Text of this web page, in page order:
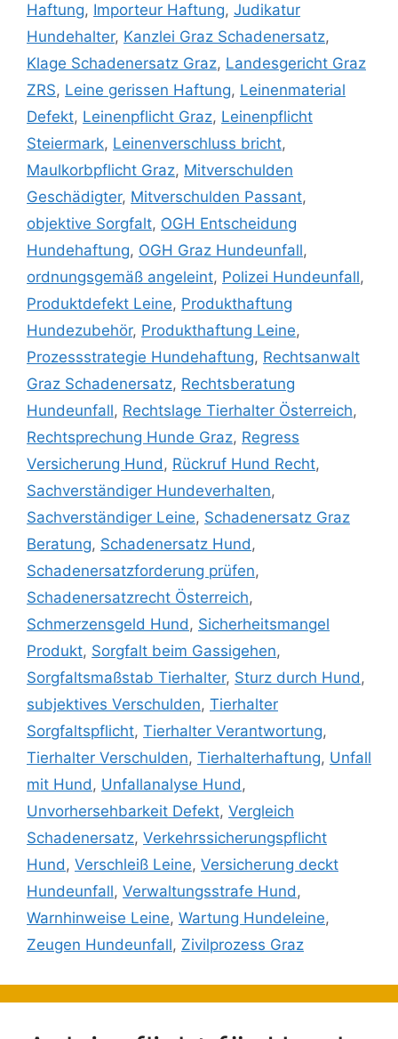
Haftung, Importeur Haftung, Judikatur
Hundehalter, Kanzlei Graz Schadenersatz,
Klage Schadenersatz Graz, Landesgericht Graz
ZRS, Leine gerissen Haftung, Leinenmaterial
Defekt, Leinenpflicht Graz, Leinenpflicht
Steiermark, Leinenverschluss bricht,
Maulkorbpflicht Graz, Mitverschulden
Geschädigter, Mitverschulden Passant,
objektive Sorgfalt, OGH Entscheidung
Hundehaftung, OGH Graz Hundeunfall,
ordnungsgemäß angeleint, Polizei Hundeunfall,
Produktdefekt Leine, Produkthaftung
Hundezubehör, Produkthaftung Leine,
Prozessstrategie Hundehaftung, Rechtsanwalt
Graz Schadenersatz, Rechtsberatung
Hundeunfall, Rechtslage Tierhalter Österreich,
Rechtsprechung Hunde Graz, Regress
Versicherung Hund, Rückruf Hund Recht,
Sachverständiger Hundeverhalten,
Sachverständiger Leine, Schadenersatz Graz
Beratung, Schadenersatz Hund,
Schadenersatzforderung prüfen,
Schadenersatzrecht Österreich,
Schmerzensgeld Hund, Sicherheitsmangel
Produkt, Sorgfalt beim Gassigehen,
Sorgfaltsmaßstab Tierhalter, Sturz durch Hund,
subjektives Verschulden, Tierhalter
Sorgfaltspflicht, Tierhalter Verantwortung,
Tierhalter Verschulden, Tierhalterhaftung, Unfall
mit Hund, Unfallanalyse Hund,
Unvorhersehbarkeit Defekt, Vergleich
Schadenersatz, Verkehrssicherungspflicht
Hund, Verschleiß Leine, Versicherung deckt
Hundeunfall, Verwaltungsstrafe Hund,
Warnhinweise Leine, Wartung Hundeleine,
Zeugen Hundeunfall, Zivilprozess Graz